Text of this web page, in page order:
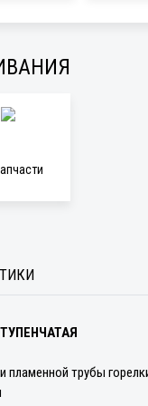
пламенной трубы